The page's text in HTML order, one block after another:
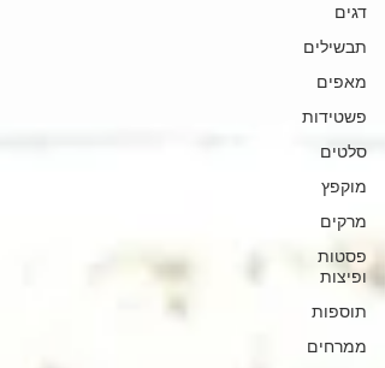
דגים
תבשילים
מאפים
פשטידות
סלטים
מוקפץ
מרקים
פסטות
ופיצות
תוספות
ממרחים